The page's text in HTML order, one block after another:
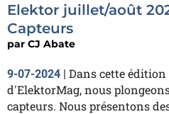
Elektor juillet/août
Capteurs
par CJ Abate
9-07-2024 | Dans cette
d'ElektorMag, nous
capteurs. Nous présentons